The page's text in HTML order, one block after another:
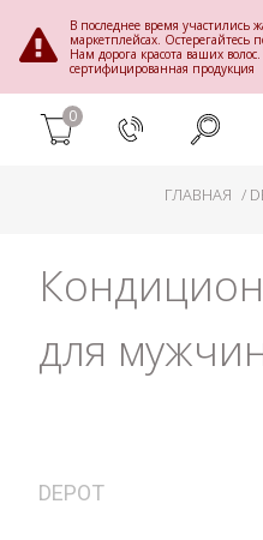
В последнее время
маркетплейсах. Остерегайтесь
Нам дорога красота ваших
сертифицированная продукция
0
ГЛАВНАЯ
для
DEPOT